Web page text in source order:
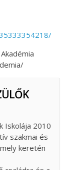
Iskolája 2010
szakmai és
keretén